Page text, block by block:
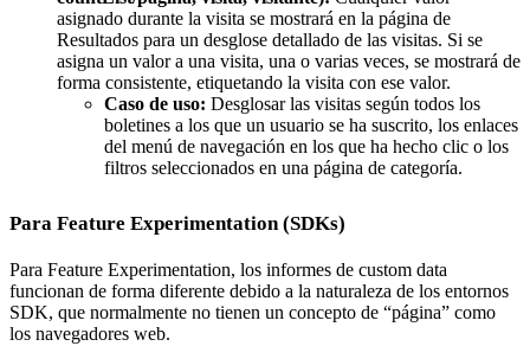
asignado durante la visita se mostrará en la página de
Resultados para un desglose detallado de las visitas. Si se
asigna un valor a una visita, una o varias veces, se mostrará de
forma consistente, etiquetando la visita con ese valor.
Caso de uso: Desglosar las visitas según todos los
boletines a los que un usuario se ha suscrito, los enlaces
del menú de navegación en los que ha hecho clic o los
filtros seleccionados en una página de categoría.
Para Feature Experimentation (SDKs)
Para Feature Experimentation, los informes de custom data
funcionan de forma diferente debido a la naturaleza de los entornos
SDK, que normalmente no tienen un concepto de “página” como
los navegadores web.